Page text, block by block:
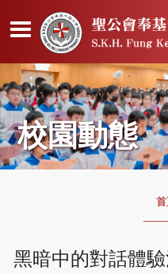
校園動態
首
黑暗中的對話體